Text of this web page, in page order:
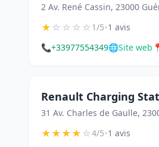
2 Av. René Cassin, 23000
★☆☆☆☆1/5•1 avis
📞+33977554349🌐Site web
Renault Charging
31 Av. Charles de Gaulle,
★★★★☆4/5•1 avis